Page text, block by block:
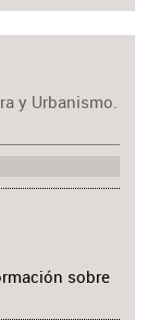
y Urbanismo.
sobre